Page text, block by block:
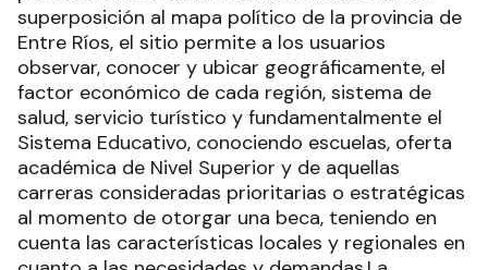
superposición al mapa político de la provincia de
Entre Ríos, el sitio permite a los usuarios
observar, conocer y ubicar geográficamente, el
factor económico de cada región, sistema de
salud, servicio turístico y fundamentalmente el
Sistema Educativo, conociendo escuelas, oferta
académica de Nivel Superior y de aquellas
carreras consideradas prioritarias o estratégicas
al momento de otorgar una beca, teniendo en
cuenta las características locales y regionales en